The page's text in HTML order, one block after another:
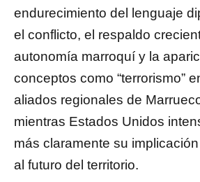
endurecimiento del lenguaje
el conflicto, el respaldo
autonomía marroquí y la
conceptos como “terrorismo”
aliados regionales de
mientras Estados Unidos
más claramente su
al futuro del territorio.